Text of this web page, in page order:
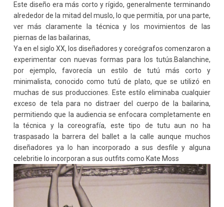
Este diseño era más corto y rígido, generalmente terminando
alrededor de la mitad del muslo, lo que permitía, por una parte,
ver más claramente la técnica y los movimientos de las
piernas de las bailarinas,
Ya en el siglo XX, los diseñadores y coreógrafos comenzaron a
experimentar con nuevas formas para los tutús.Balanchine,
por ejemplo, favorecía un estilo de tutú más corto y
minimalista, conocido como tutú de plato, que se utilizó en
muchas de sus producciones. Este estilo eliminaba cualquier
exceso de tela para no distraer del cuerpo de la bailarina,
permitiendo que la audiencia se enfocara completamente en
la técnica y la coreografía, este tipo de tutu aun no ha
traspasado la barrera del ballet a la calle aunque muchos
diseñadores ya lo han incorporado a sus desfile y alguna
celebritie lo incorporan a sus outfits como Kate Moss